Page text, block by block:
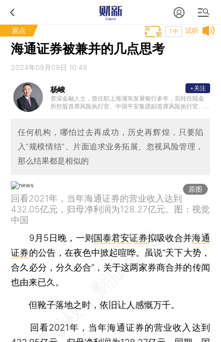
观点 试听
T中
海通证券被兼并的几点思考
2024年09月09日 10:49
杨峻
资深金融人士，曾任职上海浦东发展银行多年，后转任陆金
所控股首席风险执行官、中国平安集团副首席风险执行官、
+关注
任何机构，哪怕过去再成功，历史再辉煌，只要陷
入“规模情结”、片面追求业务拓展、忽视风险管理，
那么结果都是相似的
原图
回看2021年，当年海通证券的营业收入达到
432.05亿元，归母净利润为128.27亿元。图：视觉
中国
9月5日晚，一则 国泰君安证券拟吸收合并海通
证券的公告，在夜色中掀起喧哗。虽说“天下大势，
合久必分，分久必合”，关于这两家券商合并的传闻
也由来已久。
但靴子落地之时，依旧让人感慨万千。
回看2021年，当年海通证券的营业收入达到